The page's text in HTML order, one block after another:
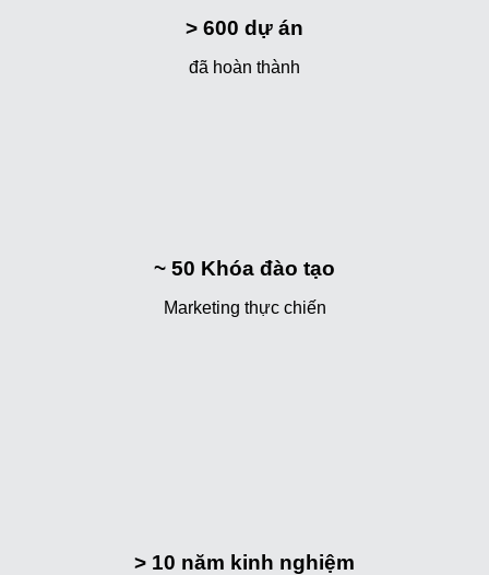
> 600 dự án
đã hoàn thành
~ 50 Khóa đào tạo
Marketing thực chiến
> 10 năm kinh nghiệm